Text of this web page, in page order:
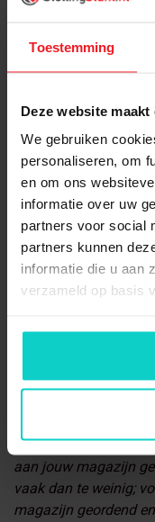
Toestemming
Deze website
We gebruiken
personaliseren, om
en om ons
informatie over uw
partners voor social
partners kunnen
informatie die u aan
verzameld op basis
ontvangst- of
efficiëntie van
B-locatie;dit zijn
gemiddelde
producten
A-locatie, maar
bevinden zich
ontvangst- of
C-locatie;de c-
waar items met
zijn producten
toegankelijke
zijn immers
zorg er dan voor dat
kant op staat, en dat
aan jouw magazijn
vaak dan te weinig;
magazijn geordend